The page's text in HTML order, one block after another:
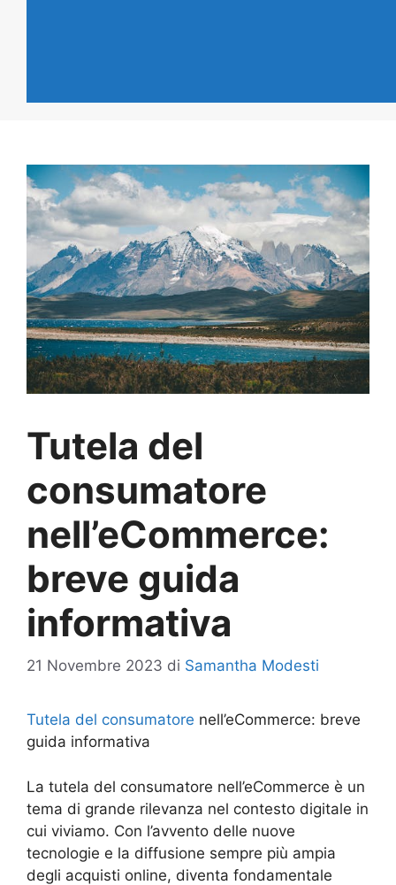
Tutela del
consumatore
nell’eCommerce:
breve guida
informativa
21 Novembre 2023 di Samantha Modesti
Tutela del consumatore nell’eCommerce: breve
guida informativa
La tutela del consumatore nell’eCommerce è un
tema di grande rilevanza nel contesto digitale in
cui viviamo. Con l’avvento delle nuove
tecnologie e la diffusione sempre più ampia
degli acquisti online, diventa fondamentale